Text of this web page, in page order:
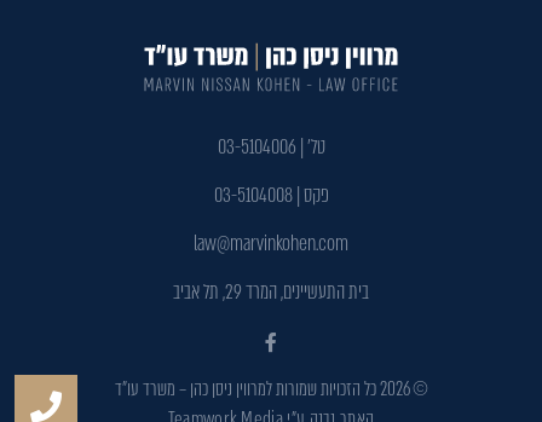
טל׳ | 03-5104006
פקס | 03-5104008
law@marvinkohen.com‏
בית התעשיינים, המרד 29, תל אביב
© 2026 כל הזכויות שמורות למרווין ניסן כהן – משרד עו״ד